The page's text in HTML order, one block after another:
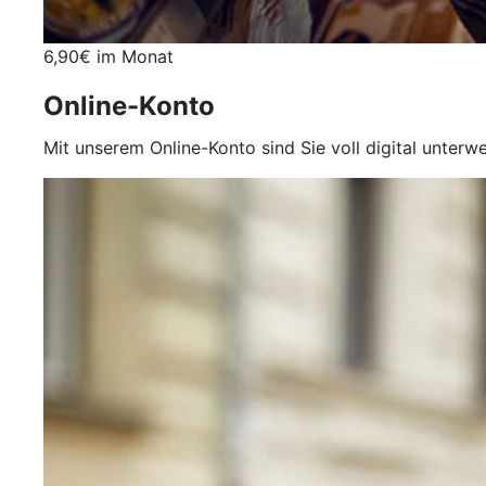
6,90€ im Monat
Online-Konto
Mit unserem Online-Konto sind Sie voll digital